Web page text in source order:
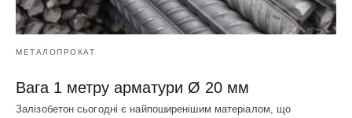
МЕТАЛОПРОКАТ
Вага 1 метру арматури Ø 20 мм
Залізобетон сьогодні є найпоширенішим матеріалом, що